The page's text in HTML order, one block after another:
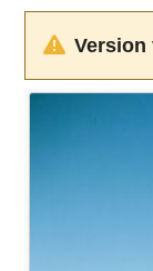
Version